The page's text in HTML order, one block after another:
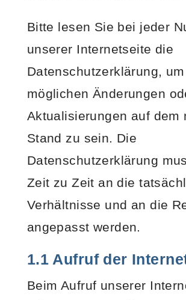
Bitte lesen Sie bei jeder
unserer Internetseite die
Datenschutzerklärung,
möglichen Änderungen
Aktualisierungen auf dem
Stand zu sein. Die
Datenschutzerklärung
Zeit zu Zeit an die
Verhältnisse und an die
angepasst werden.
1.1 Aufruf der
Beim Aufruf unserer